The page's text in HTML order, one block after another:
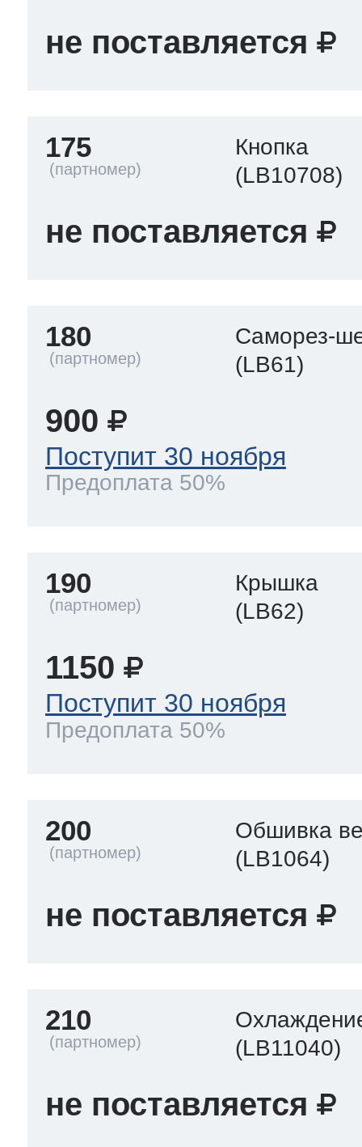
не поставляется
175
Кнопка
(LB10708)
не поставляется
180
Саморез-
(LB61)
900
Поступит 30 ноября
Предоплата 50%
190
Крышка
(LB62)
1150
Поступит 30 ноября
Предоплата 50%
200
Обшивка
(LB1064)
не поставляется
210
(LB11040)
не поставляется